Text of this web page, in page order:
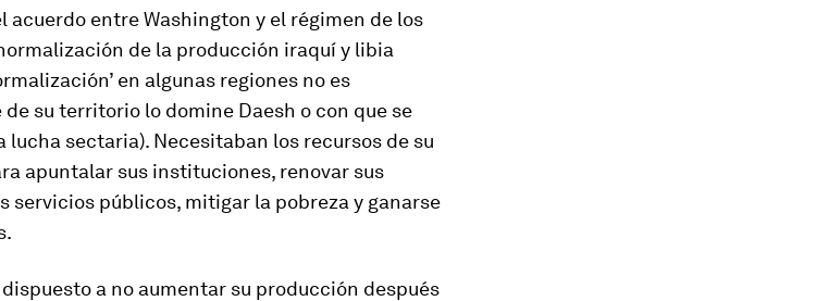
acuerdo entre Washington y el régimen de los
de la producción iraquí y libia
en algunas regiones no es
su territorio lo domine Daesh o con que se
sectaria). Necesitaban los recursos de su
apuntalar sus instituciones, renovar sus
servicios públicos, mitigar la pobreza y ganarse
a no aumentar su producción después